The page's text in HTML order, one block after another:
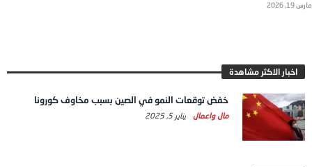
مارس 19, 2026
اخبار الاكثر مشاهدة
خفض توقعات النمو في الصين بسبب مخاوف كورونا
مال واعمال يناير 5, 2025